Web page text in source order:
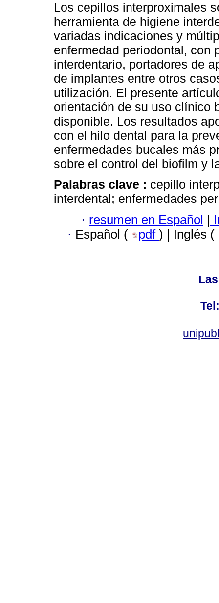
Los cepillos interproximales
herramienta de higiene
variadas indicaciones y
enfermedad periodontal, con
interdentario, portadores de
de implantes entre otros
utilización. El presente
orientación de su uso clínico
disponible. Los resultados
con el hilo dental para la
enfermedades bucales más
sobre el control del biofilm y
Palabras clave : cepillo
interdental; enfermedades
· resumen en Español |
· Español ( pdf ) | Inglés (